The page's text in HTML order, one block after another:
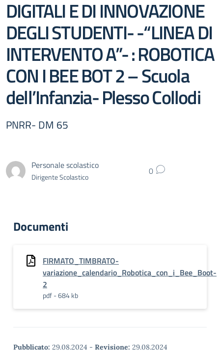
DIGITALI E DI INNOVAZIONE
DEGLI STUDENTI- -“LINEA DI
INTERVENTO A”- : ROBOTICA
CON I BEE BOT 2 – Scuola
dell’Infanzia- Plesso Collodi
PNRR- DM 65
Personale scolastico
Dirigente Scolastico 0
Documenti
FIRMATO_TIMBRATO-
variazione_calendario_Robotica_con_i_Bee_Boot-
2
pdf - 684 kb
Pubblicato: 29.08.2024 - Revisione: 29.08.2024